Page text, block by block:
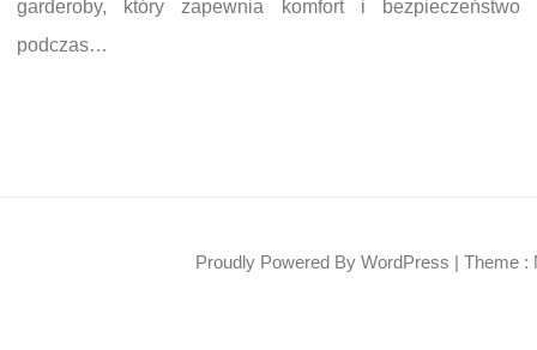
garderoby, który zapewnia komfort i bezpieczeństwo
podczas…
Proudly Powered By WordPress | Theme :